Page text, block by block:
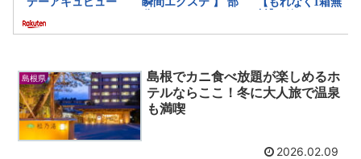
島根県
島根でカニ食べ放題が楽しめるホ
テルならここ！冬に大人旅で温泉
も満喫
2026.02.09